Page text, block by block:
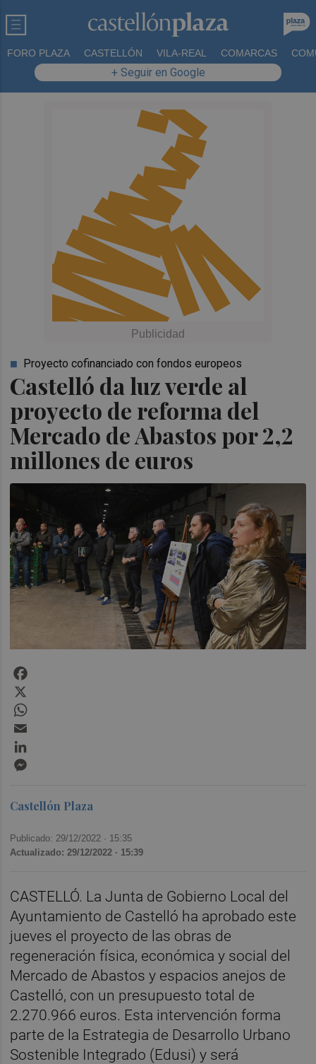
FORO PLAZA CASTELLÓN VILA-REAL COMARCAS
+ Seguir en Google
Castelló da luz verde al
proyecto de reforma del
Mercado de Abastos por 2,2
millones de euros
Proyecto cofinanciado con fondos europeos
Castellón Plaza
Publicado: 29/12/2022 · 15:35
Actualizado: 29/12/2022 · 15:39
CASTELLÓ. La Junta de Gobierno Local del
Ayuntamiento de Castelló ha aprobado este
jueves el proyecto de las obras de
regeneración física, económica y social del
Mercado de Abastos y espacios anejos de
Castelló, con un presupuesto total de
2.270.966 euros. Esta intervención forma
parte de la Estrategia de Desarrollo Urbano
Sostenible Integrado (Edusi) y será